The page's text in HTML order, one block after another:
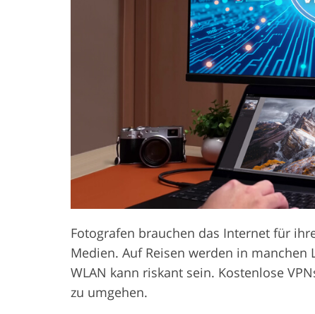
Produkt-Fotobearbeitung Schmuck-
Fotografen brauchen das Internet für
Medien. Auf Reisen werden in
WLAN kann riskant sein. Kostenlose
zu umgehen.